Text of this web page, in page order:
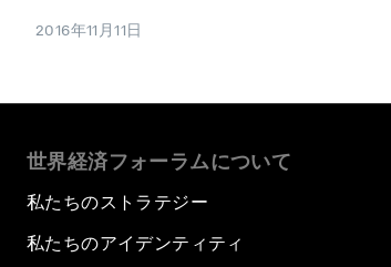
2016年11月11日
世界経済フォーラムについて
私たちのストラテジー
私たちのアイデンティティ